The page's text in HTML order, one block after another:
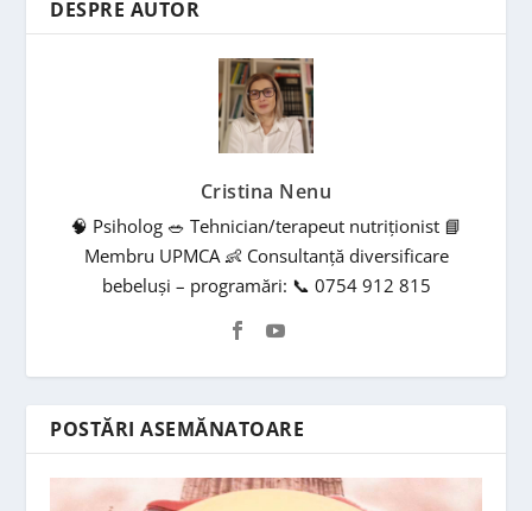
DESPRE AUTOR
Cristina Nenu
🧠 Psiholog 🥗 Tehnician/terapeut nutriționist 📘
Membru UPMCA 👶 Consultanță diversificare
bebeluși – programări: 📞 0754 912 815
POSTĂRI ASEMĂNATOARE